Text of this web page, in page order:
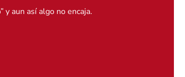
aun así algo no encaja.